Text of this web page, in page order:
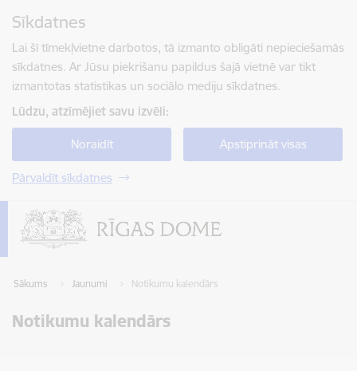
Sīkdatnes
Lai šī tīmekļvietne darbotos, tā izmanto obligāti nepieciešamās
sīkdatnes. Ar Jūsu piekrišanu papildus šajā vietnē var tikt
izmantotas statistikas un sociālo mediju sīkdatnes.
Lūdzu, atzīmējiet savu izvēli:
Noraidīt Apstiprināt visas
Pārvaldīt sīkdatnes
Sākums Jaunumi Notikumu kalendārs
Notikumu kalendārs